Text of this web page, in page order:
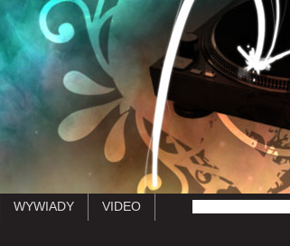
WYWIADY
VIDEO